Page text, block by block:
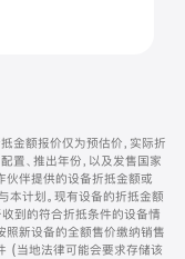
金额报价仅为预估价，实际折
置、推出年份，以及发售国家
伙伴提供的设备折抵金额或
计划。现有设备的折抵金额
到的符合折抵条件的设备情
照新设备的全额售价缴纳销售
(当地法律可能会要求存储该